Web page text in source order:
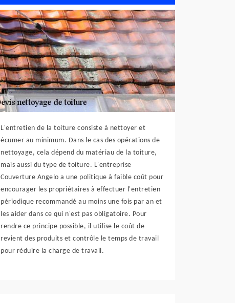
L'entretien de la toiture consiste à nettoyer et
écumer au minimum. Dans le cas des opérations de
nettoyage, cela dépend du matériau de la toiture,
mais aussi du type de toiture. L'entreprise
Couverture Angelo a une politique à faible coût pour
encourager les propriétaires à effectuer l'entretien
périodique recommandé au moins une fois par an et
les aider dans ce qui n'est pas obligatoire. Pour
rendre ce principe possible, il utilise le coût de
revient des produits et contrôle le temps de travail
pour réduire la charge de travail.